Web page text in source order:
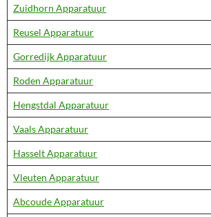
Zuidhorn Apparatuur
Reusel Apparatuur
Gorredijk Apparatuur
Roden Apparatuur
Hengstdal Apparatuur
Vaals Apparatuur
Hasselt Apparatuur
Vleuten Apparatuur
Abcoude Apparatuur